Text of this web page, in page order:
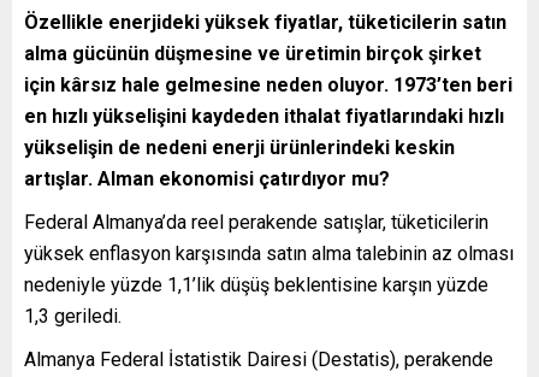
Özellikle enerjideki yüksek fiyatlar, tüketicilerin satın
alma gücünün düşmesine ve üretimin birçok şirket
için kârsız hale gelmesine neden oluyor. 1973’ten beri
en hızlı yükselişini kaydeden ithalat fiyatlarındaki hızlı
yükselişin de nedeni enerji ürünlerindeki keskin
artışlar. Alman ekonomisi çatırdıyor mu?
Federal Almanya’da reel perakende satışlar, tüketicilerin
yüksek enflasyon karşısında satın alma talebinin az olması
nedeniyle yüzde 1,1’lik düşüş beklentisine karşın yüzde
1,3 geriledi.
Almanya Federal İstatistik Dairesi (Destatis), perakende